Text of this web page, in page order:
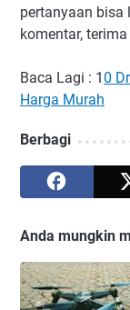
pertanyaan bisa
komentar,
Baca Lagi : 10
Harga Murah
Berbagi
Anda mungkin